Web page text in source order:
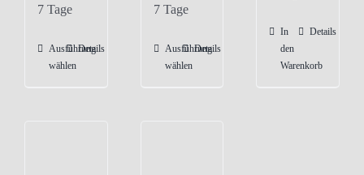
7 Tage
Ausführung
wählen
Dieses
Produkt
Details
7 Tage
Ausführung
wählen
Dieses
Produkt
Details
In
den
Warenkorb
Details